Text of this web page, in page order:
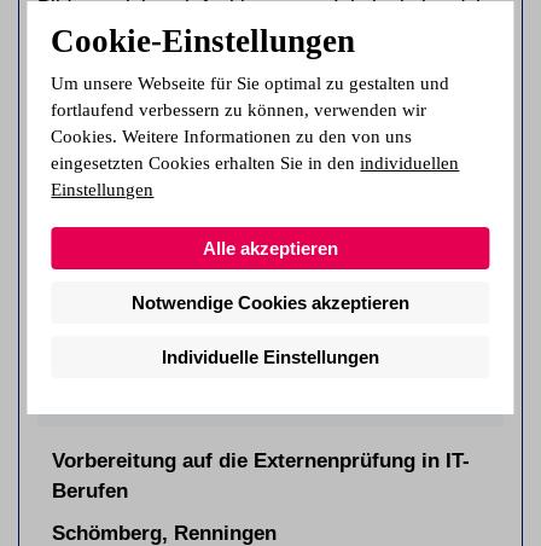
Bildungsziel auch fachbezogene Inhalte behandelt.
Um den unterschiedlichen Berufsanforderungen
gerecht zu werden, bieten wir Vorbereitungskurse
mit folgenden Schwerpunkten an:
Vorbereitung auf die Externenprüfung
zum/zur Maschinen- und Anlagenführer*in
Pforzheim, Sternenfels
Vorbereitung auf die Externenprüfung in IT-
Berufen
Schömberg, Renningen
Cookie-Einstellungen
Um unsere Webseite für Sie optimal zu gestalten und
fortlaufend verbessern zu können, verwenden wir
Cookies. Weitere Informationen zu den von uns
eingesetzten Cookies erhalten Sie in denindividuellen
Einstellungen
Alle akzeptieren
Notwendige Cookies akzeptieren
Individuelle Einstellungen